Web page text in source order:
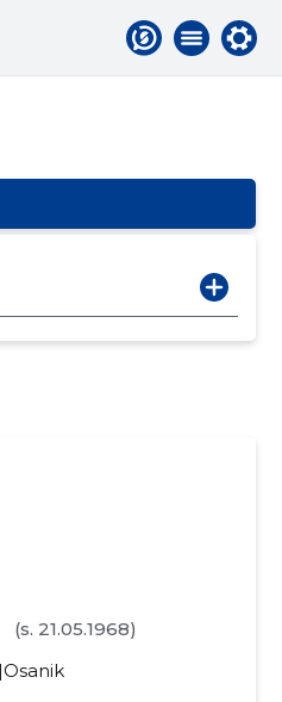
(s. 21.05.1968)
Osanik